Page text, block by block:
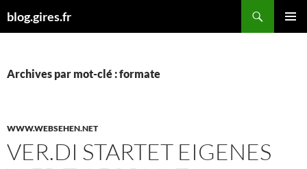
aublog.gires.fr
Archives par mot-clé : formate
WWW.WEBSEHEN.NET
VER.DI STARTET EIGENES